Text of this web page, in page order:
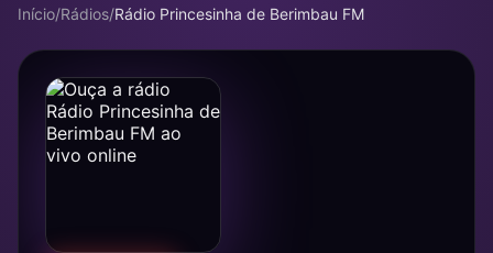
Início/Rádios/Rádio Princesinha de Berimbau FM